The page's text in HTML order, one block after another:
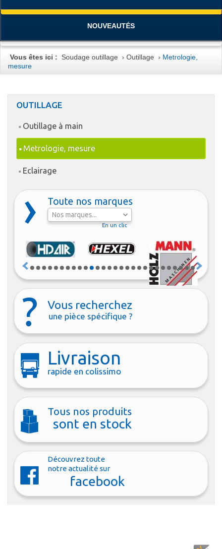
NOUVEAUTÉS
Vous êtes ici : Soudage outillage ›Outillage › Metrologie,
mesure
OUTILLAGE
Outillage à main
Metrologie, mesure
Eclairage
Toute nos marques
En un clic
Vous recherchez
une pièce spécifique ?
Livraison
rapide en colissimo
Tous nos produits
sont en stock
Découvrez toute
notre actualité sur
facebook